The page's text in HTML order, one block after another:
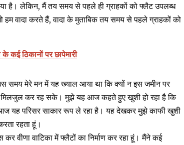
है। लेकिन, मैं तय समय से पहले ही ग्राहकों को फ्लैट उपलब्ध
वादा करते हैं, वादा के मुताबिक तय समय से पहले ग्राहकों को
कई ठिकानों पर छापेमारी
समय मेरे मन में यह ख्याल आया था कि क्यों न इस जमीन पर
मिलजुल कर रह सके। मुझे यह आज कहते हुए खुशी हो रहा है कि
आज यह परिसर साकार रूप ले रहा है। यह देखकर मुझे काफी खुशी
रहता हूं।
वीणा वाटिका में फ्लैटों का निर्माण कर रहा हूं। मैंने कई